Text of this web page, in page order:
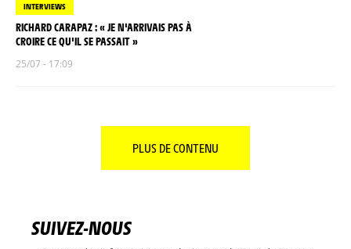
INTERVIEWS
RICHARD CARAPAZ : « JE N'ARRIVAIS PAS À
CROIRE CE QU'IL SE PASSAIT »
25/07 - 17:09
PLUS DE CONTENU
SUIVEZ-NOUS